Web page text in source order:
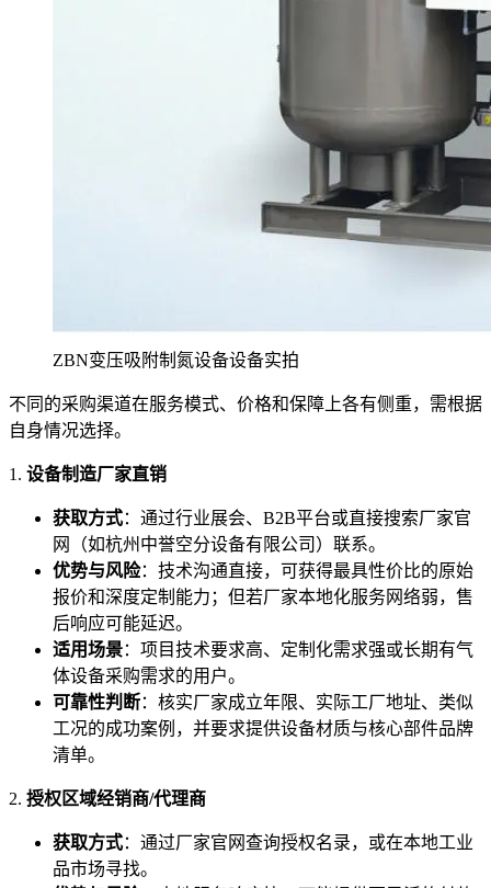
ZBN变压吸附制氮设备设备实拍
不同的采购渠道在服务模式、价格和保障上各有侧重，需根据
自身情况选择。
1. 设备制造厂家直销
获取方式：通过行业展会、B2B平台或直接搜索厂家官
网（如杭州中誉空分设备有限公司）联系。
优势与风险：技术沟通直接，可获得最具性价比的原始
报价和深度定制能力；但若厂家本地化服务网络弱，售
后响应可能延迟。
适用场景：项目技术要求高、定制化需求强或长期有气
体设备采购需求的用户。
可靠性判断：核实厂家成立年限、实际工厂地址、类似
工况的成功案例，并要求提供设备材质与核心部件品牌
清单。
2. 授权区域经销商/代理商
获取方式：通过厂家官网查询授权名录，或在本地工业
品市场寻找。